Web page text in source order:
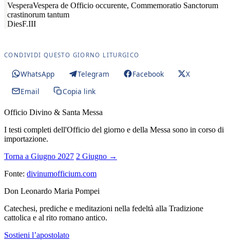
VesperaVespera de Officio occurente, Commemoratio Sanctorum
crastinorum tantum
DiesF.III
CONDIVIDI QUESTO GIORNO LITURGICO
WhatsApp Telegram Facebook
X
Email
Copia link
Officio Divino & Santa Messa
I testi completi dell'Officio del giorno e della Messa sono in corso di
importazione.
Torna a Giugno 2027 2 Giugno →
Fonte: divinumofficium.com
Don Leonardo Maria Pompei
Catechesi, prediche e meditazioni nella fedeltà alla Tradizione
cattolica e al rito romano antico.
Sostieni l’apostolato